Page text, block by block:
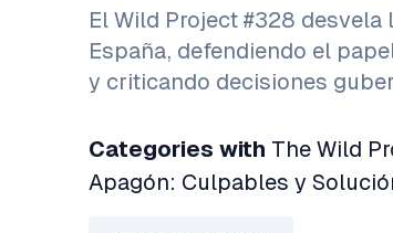
El Wild Project #328
España, defendiendo el
y criticando decisiones
Categories with The Wild
Apagón: Culpables y